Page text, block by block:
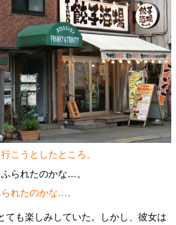
こうとしたところ、
れたのかな…。
ても楽しみしていた。しかし、彼女は